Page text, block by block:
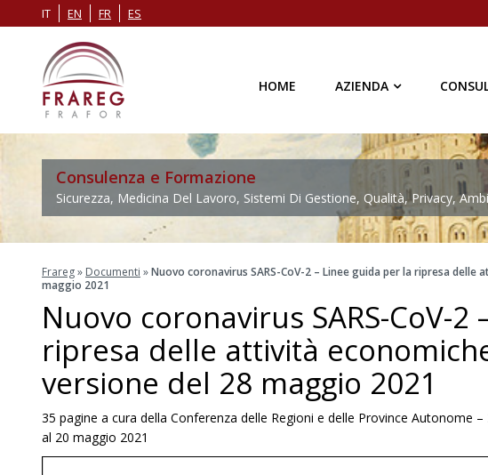
IT EN FR ES
HOME AZIENDA
Consulenza e Formazione
Sicurezza, Medicina Del Lavoro, Sistemi Di Gestione, Qualità, Privacy,
Frareg» Documenti »Nuovo coronavirus SARS-CoV-2 – Linee guida per la ripresa delle
maggio 2021
Nuovo coronavirus SARS-CoV-
ripresa delle attività
versione del 28 maggio 2021
35 pagine a cura della Conferenza delle Regioni e delle Province Autonome
al 20 maggio 2021